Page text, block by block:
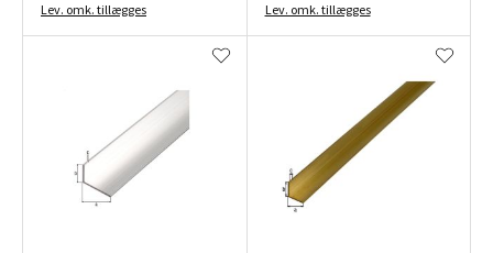
Lev. omk. tillægges Lev. omk. tillægges